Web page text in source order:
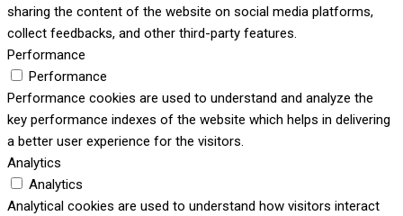
sharing the content of the website on social media platforms,
collect feedbacks, and other third-party features.
Performance
Performance
Performance cookies are used to understand and analyze the
key performance indexes of the website which helps in delivering
a better user experience for the visitors.
Analytics
Analytics
Analytical cookies are used to understand how visitors interact